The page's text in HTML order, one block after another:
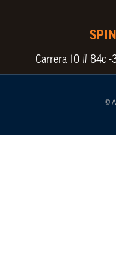
Carrera 10 # 84c
©